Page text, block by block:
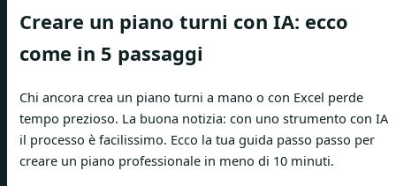
Creare un piano turni con IA: ecco
come in 5 passaggi
Chi ancora crea un piano turni a mano o con Excel perde
tempo prezioso. La buona notizia: con uno strumento con IA
il processo è facilissimo. Ecco la tua guida passo passo per
creare un piano professionale in meno di 10 minuti.